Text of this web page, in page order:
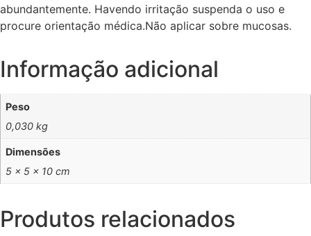
abundantemente. Havendo irritação suspenda o uso e
procure orientação médica.Não aplicar sobre mucosas.
Informação adicional
Peso
0,030 kg
Dimensões
5 × 5 × 10 cm
Produtos relacionados